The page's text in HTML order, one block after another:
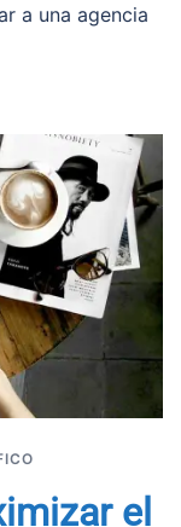
a una agencia
el